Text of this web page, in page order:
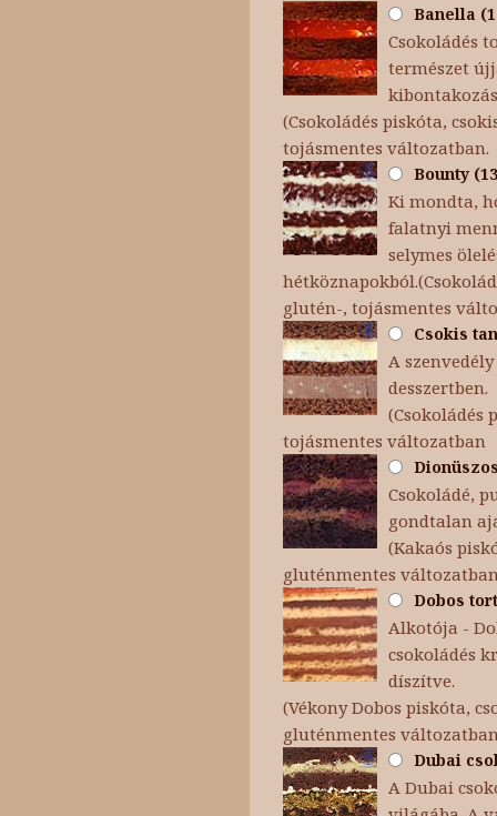
Banella
Csokoládés
természet
(Csokoládés piskóta,
tojásmentes változatban.
Bounty
Ki mondta,
falatnyi
selymes
glutén-, tojásmentes
Csokis
A
desszertben.
(Csokoládés
tojásmentes változatban
Csokoládé,
gondtalan
(Kakaós
gluténmentes
Dobos
Alkotója -
csokoládés
díszítve.
(Vékony Dobos piskóta,
gluténmentes
Dubai
A Dubai